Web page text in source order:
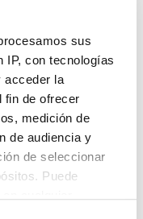
sus
IP, con tecnologías
acceder la
fin de ofrecer
medición de
de audiencia y
de seleccionar
Puede